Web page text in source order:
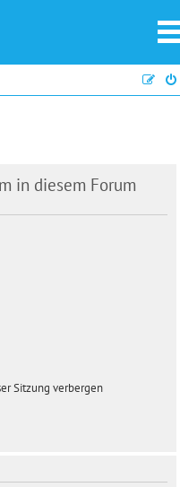
in diesem Forum
Sitzung verbergen